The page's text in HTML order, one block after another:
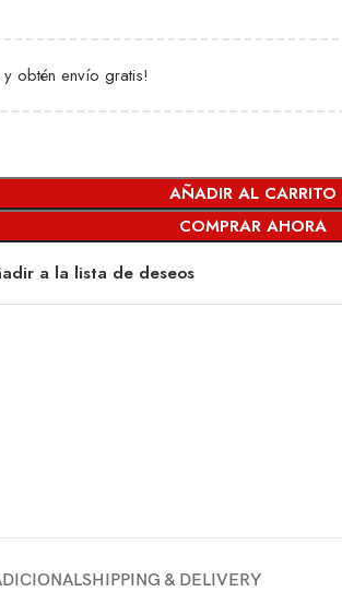
obtén envío gratis!
AÑADIR AL CARRITO
COMPRAR AHORA
a la lista de deseos
SHIPPING & DELIVERY